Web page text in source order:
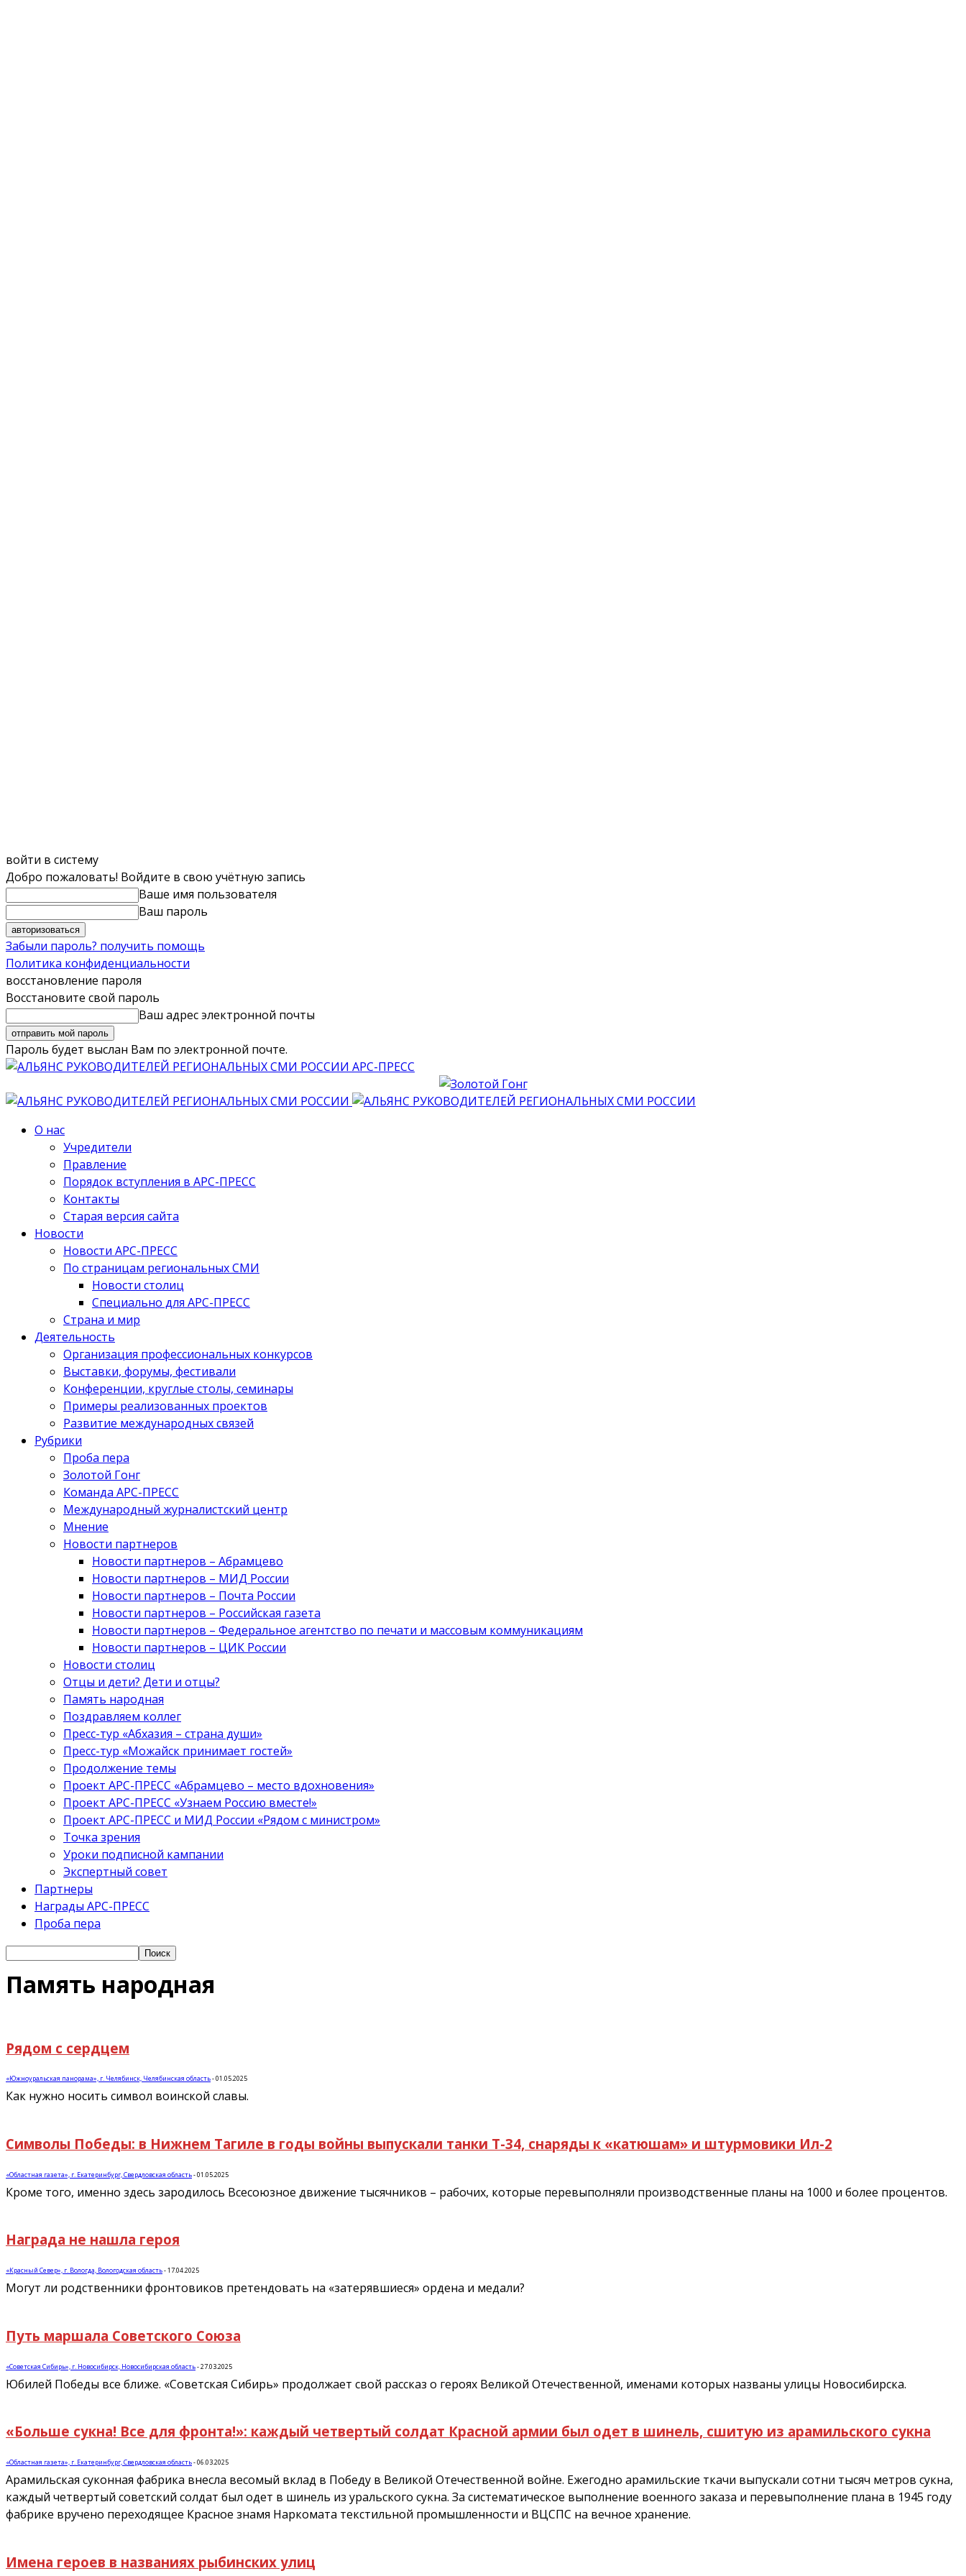
войти в систему
Добро пожаловать! Войдите в свою учётную запись
Ваше имя пользователя
Ваш пароль
Забыли пароль? получить помощь
Политика конфиденциальности
восстановление пароля
Восстановите свой пароль
Ваш адрес электронной почты
Пароль будет выслан Вам по электронной почте.
АРС-ПРЕСС
О нас
Учредители
Правление
Порядок вступления в АРС-ПРЕСС
Контакты
Старая версия сайта
Новости
Новости АРС-ПРЕСС
По страницам региональных СМИ
Новости столиц
Специально для АРС-ПРЕСС
Страна и мир
Деятельность
Организация профессиональных конкурсов
Выставки, форумы, фестивали
Конференции, круглые столы, семинары
Примеры реализованных проектов
Развитие международных связей
Рубрики
Проба пера
Золотой Гонг
Команда АРС-ПРЕСС
Международный журналистский центр
Мнение
Новости партнеров
Новости партнеров – Абрамцево
Новости партнеров – МИД России
Новости партнеров – Почта России
Новости партнеров – Российская газета
Новости партнеров – Федеральное агентство по печати и массовым коммуникациям
Новости партнеров – ЦИК России
Новости столиц
Отцы и дети? Дети и отцы?
Память народная
Поздравляем коллег
Пресс-тур «Абхазия – страна души»
Пресс-тур «Можайск принимает гостей»
Продолжение темы
Проект АРС-ПРЕСС «Абрамцево – место вдохновения»
Проект АРС-ПРЕСС «Узнаем Россию вместе!»
Проект АРС-ПРЕСС и МИД России «Рядом с министром»
Точка зрения
Уроки подписной кампании
Экспертный совет
Партнеры
Награды АРС-ПРЕСС
Проба пера
Память народная
Рядом с сердцем
«Южноуральская панорама», г. Челябинск, Челябинская область-01.05.2025
Как нужно носить символ воинской славы.
Символы Победы: в Нижнем Тагиле в годы войны выпускали танки Т-34, снаряды к «катюшам» и штурмовики Ил-2
«Областная газета», г. Екатеринбург, Свердловская область-01.05.2025
Кроме того, именно здесь зародилось Всесоюзное движение тысячников – рабочих, которые перевыполняли производственные планы на 1000 и более процентов.
Награда не нашла героя
«Красный Север», г. Вологда, Вологодская область-17.04.2025
Могут ли родственники фронтовиков претендовать на «затерявшиеся» ордена и медали?
Путь маршала Советского Союза
«Советская Сибирь», г. Новосибирск, Новосибирская область-27.03.2025
Юбилей Победы все ближе. «Советская Сибирь» продолжает свой рассказ о героях Великой Отечественной, именами которых названы улицы Новосибирска.
«Больше сукна! Все для фронта!»: каждый четвертый солдат Красной армии был одет в шинель, сшитую из арамильского сукна
«Областная газета», г. Екатеринбург, Свердловская область-06.03.2025
Арамильская суконная фабрика внесла весомый вклад в Победу в Великой Отечественной войне. Ежегодно арамильские ткачи выпускали сотни тысяч метров сукна,
каждый четвертый советский солдат был одет в шинель из уральского сукна. За систематическое выполнение военного заказа и перевыполнение плана в 1945 году
фабрике вручено переходящее Красное знамя Наркомата текстильной промышленности и ВЦСПС на вечное хранение.
Имена героев в названиях рыбинских улиц